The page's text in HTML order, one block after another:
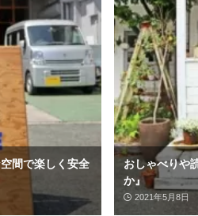
間で楽しく安全
おしゃべりや
か』
2021年5月8日